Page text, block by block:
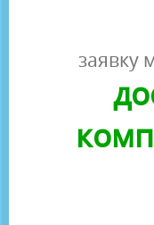
заявку